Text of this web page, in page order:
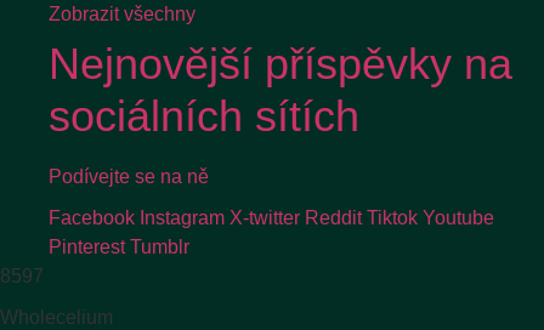
Zobrazit všechny
Nejnovější příspěvky na
sociálních sítích
Podívejte se na ně
Facebook Instagram X-twitter Reddit Tiktok Youtube
Pinterest Tumblr
8597
Wholecelium